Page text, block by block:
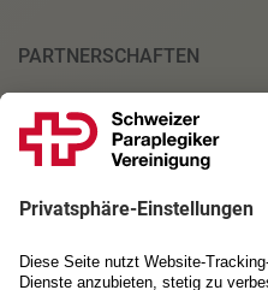
PARTNERSCHAFTEN